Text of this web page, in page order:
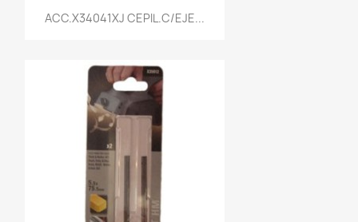
Vista rápida
ACC.X34041XJ CEPIL.C/EJE...